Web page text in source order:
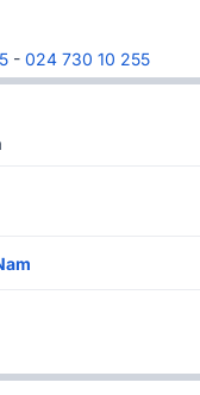
- 024 730 10 255